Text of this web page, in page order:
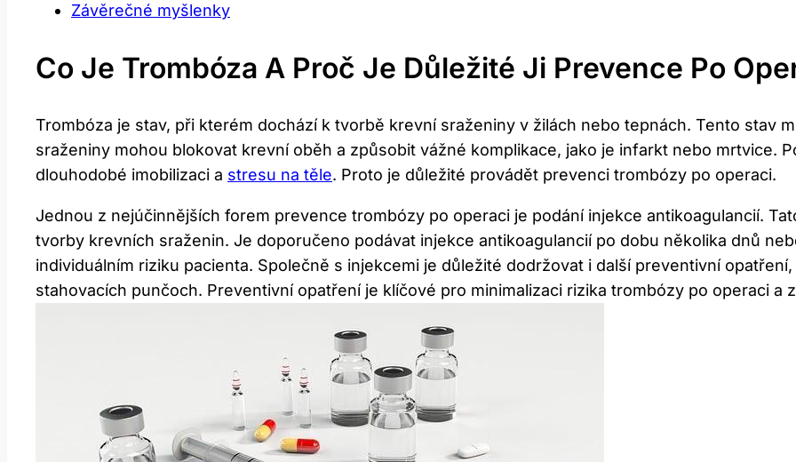
Závěrečné myšlenky
Co Je Trombóza A Proč Je Důležité Ji Prevence Po
Trombóza je stav, při kterém dochází k tvorbě krevní sraženiny v žilách nebo tepnách. Tento stav
sraženiny mohou blokovat krevní oběh a způsobit vážné komplikace, jako je infarkt nebo mrtvice.
dlouhodobé imobilizaci a stresu na těle. Proto je důležité provádět prevenci trombózy po operaci.
Jednou z nejúčinnějších forem prevence trombózy po operaci je podání injekce antikoagulancií.
tvorby krevních sraženin. Je doporučeno podávat injekce antikoagulancií po dobu několika dnů
individuálním riziku pacienta. Společně s injekcemi je důležité dodržovat i další preventivní
stahovacích punčoch. Preventivní opatření je klíčové pro minimalizaci rizika trombózy po operaci a